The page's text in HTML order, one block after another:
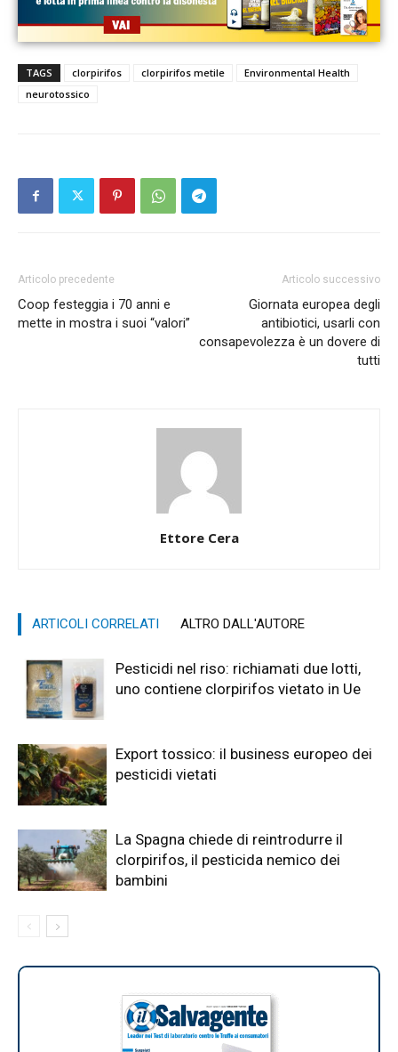
TAGS clorpirifos clorpirifos metile
Environmental Health
neurotossico
Articolo precedente
Coop festeggia i 70 anni e
mette in mostra i suoi “valori”
Articolo successivo
Giornata europea degli
antibiotici, usarli con
consapevolezza è un dovere di
tutti
Ettore Cera
ARTICOLI CORRELATI ALTRO DALL'AUTORE
Pesticidi nel riso: richiamati due lotti,
uno contiene clorpirifos vietato in Ue
Export tossico: il business europeo dei
pesticidi vietati
La Spagna chiede di reintrodurre il
clorpirifos, il pesticida nemico dei
bambini